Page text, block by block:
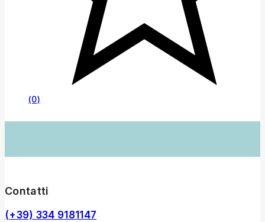
(0)
Contatti
(+39) 334 9181147